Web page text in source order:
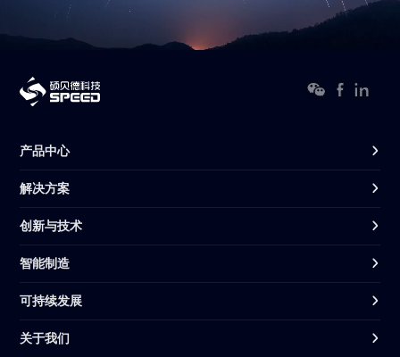
产品中心
解决方案
创新与技术
智能制造
可持续发展
关于我们